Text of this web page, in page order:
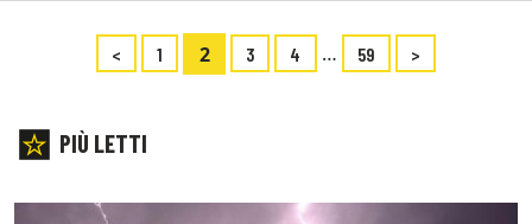
< 1 2 3 4 … 59 >
PIÙ LETTI